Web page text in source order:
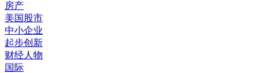
房产
美国股市
中小企业
起步创新
财经人物
国际